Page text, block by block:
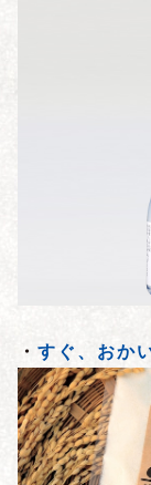
・ すぐ、おか